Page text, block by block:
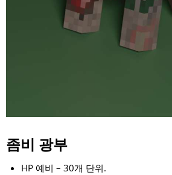
좀비 광부
HP 예비 – 30개 단위.